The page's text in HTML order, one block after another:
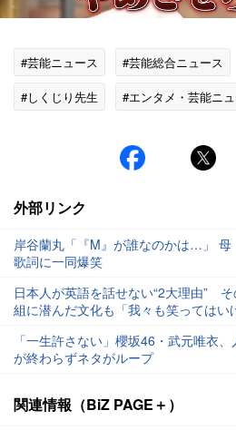
#芸能ニュース #芸能総合ニュース
#しくじり先生
#エンタメ・芸能ニ
外部リンク
岸谷蘭丸「『M』が誰なのかは…」 母
歌詞に一同爆笑
日本人が英語を話せない“2大理由”
組に潜んだ文化も「我々も笑ってはい
「一生許さない」櫻坂46・武元唯衣
が終わらずネタがループ
関連情報（BiZ PAGE＋）